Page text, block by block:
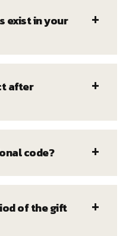
exist in your
after
code?
of the gift